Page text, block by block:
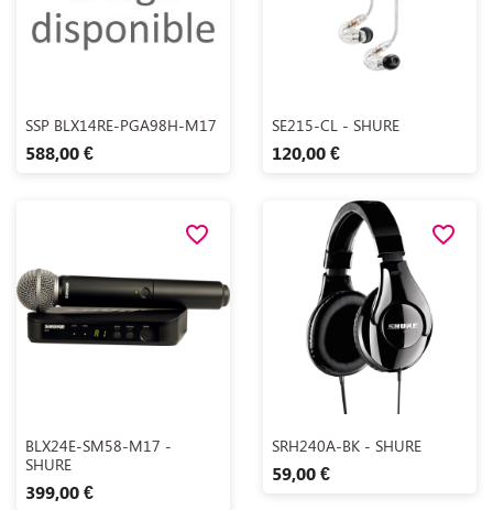
Aperçu rapide
SSP BLX14RE-PGA98H-M17
588,00 €
Aperçu rapide
SE215-CL - SHURE
120,00 €
 Aperçu rapide
BLX24E-SM58-M17 -
SHURE
399,00 €
favorite_border
Aperçu rapide
SRH240A-BK - SHURE
59,00 €
favorite_border